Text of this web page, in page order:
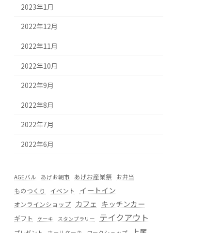
2023年1月
2022年12月
2022年11月
2022年10月
2022年9月
2022年8月
2022年7月
2022年6月
AGEバル あげお朝市 あげお産業祭 お弁当
ものつくり イベント イートイン
オンラインショップ カフェ キッチンカー
ギフト ケーキ スタンプラリー テイクアウト